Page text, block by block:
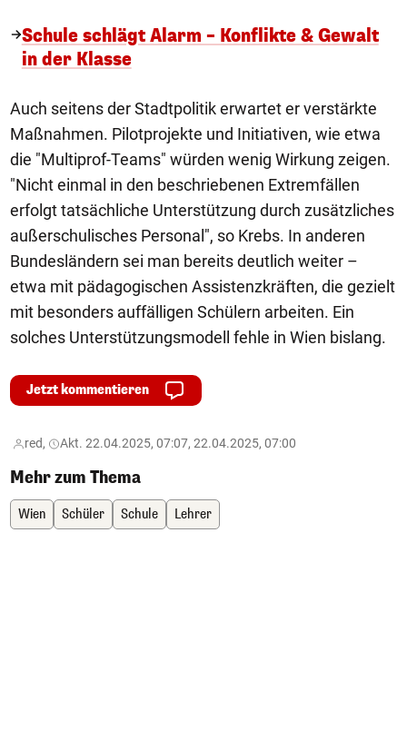
Schule schlägt Alarm – Konflikte & Gewalt
in der Klasse
Auch seitens der Stadtpolitik erwartet er verstärkte
Maßnahmen. Pilotprojekte und Initiativen, wie etwa
die "Multiprof-Teams" würden wenig Wirkung zeigen.
"Nicht einmal in den beschriebenen Extremfällen
erfolgt tatsächliche Unterstützung durch zusätzliches
außerschulisches Personal", so Krebs. In anderen
Bundesländern sei man bereits deutlich weiter –
etwa mit pädagogischen Assistenzkräften, die gezielt
mit besonders auffälligen Schülern arbeiten. Ein
solches Unterstützungsmodell fehle in Wien bislang.
Jetzt kommentieren
red, Akt. 22.04.2025, 07:07, 22.04.2025, 07:00
Mehr zum Thema
Wien Schüler Schule Lehrer